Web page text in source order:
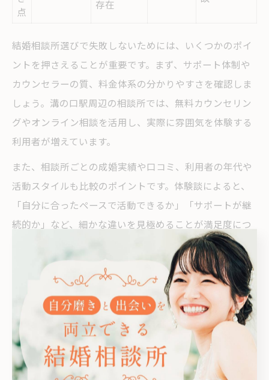
点
存在
結婚相談所選びで失敗しないためには、いくつかのポイ
ントを押さえることが重要です。まず、サポート体制や
カウンセラーの質、料金体系の分かりやすさを確認しま
しょう。溝の口駅周辺の相談所では、無料カウンセリン
グやオンライン相談を活用し、実際に雰囲気を体験する
利用者が増えています。
また、相談所ごとの成婚実績や口コミ、利用者の年代や
活動スタイルも比較のポイントです。体験談によると、
「自分に合ったペースで活動できるか」「サポートが継
続的か」など、細かな違いを見極めることが満足度につ
ながっています。特に初めての婚活では、無理なく続け
られる環境かどうかを重視する声が多いです。
リアルな口コミから見た相談所の違い比較
評
価
軸
サポートの手
厚さ
対応の早
さ
会員層
の特徴
料金プラ
ンの透明
溝